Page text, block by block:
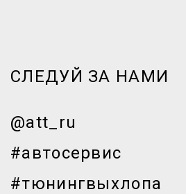
СЛЕДУЙ ЗА НАМИ
@att_ru
#автосервис
#тюнингвыхлопа